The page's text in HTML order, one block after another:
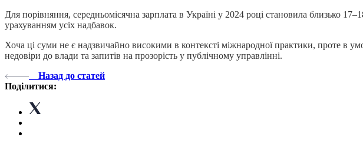
Для порівняння, середньомісячна зарплата в Україні у 2024 році становила близько
урахуванням усіх надбавок.
Хоча ці суми не є надзвичайно високими в контексті міжнародної практики, проте в
недовіри до влади та запитів на прозорість у публічному управлінні.
Назад до статей
Поділитися: